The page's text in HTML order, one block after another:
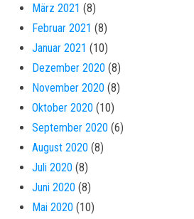
März 2021 (8)
Februar 2021 (8)
Januar 2021 (10)
Dezember 2020 (8)
November 2020 (8)
Oktober 2020 (10)
September 2020 (6)
August 2020 (8)
Juli 2020 (8)
Juni 2020 (8)
Mai 2020 (10)